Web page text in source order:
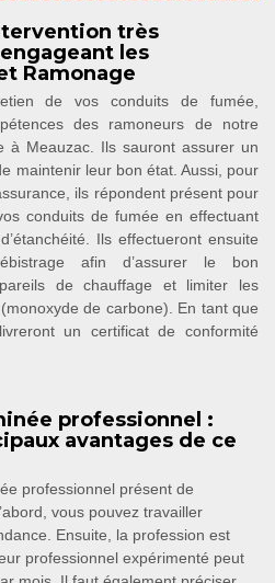
très
les
Ramonage
de vos conduits de fumée,
des ramoneurs de notre
à Meauzac. Ils sauront assurer un
maintenir leur bon état. Aussi, pour
ils répondent présent pour
conduits de fumée en effectuant
Ils effectueront ensuite
afin d’assurer le bon
de chauffage et limiter les
de carbone). En tant que
un certificat de conformité
professionnel :
avantages de ce
professionnel présent de
vous pouvez travailler
Ensuite, la profession est
professionnel expérimenté peut